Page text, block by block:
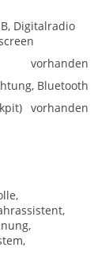
Digitalradio
vorhanden
Bluetooth
vorhanden